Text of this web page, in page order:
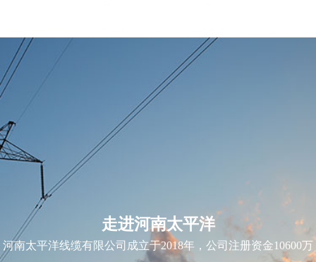
走进河南太平洋
河南太平洋线缆有限公司成立于2018年，公司注册资金10600万